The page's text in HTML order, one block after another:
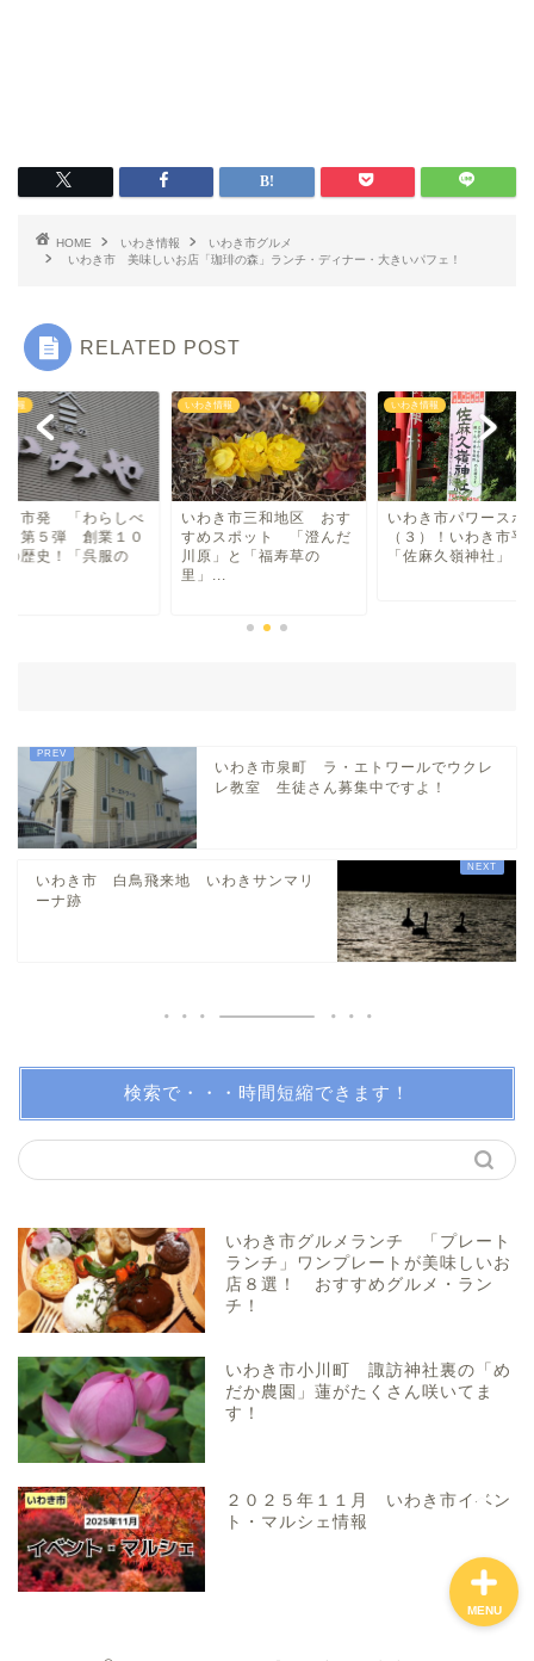
HOME いわき情報
いわき市グルメ
いわき市 美味しいお店「珈琲の森」ランチ・ディナー・大きいパフェ！
RELATED POST
情報
き市発 「わらしべ
」第５弾 創業１０
の歴史！「呉服の
いわき情報
いわき市三和地区 おす
すめスポット 「澄んだ
川原」と「福寿草の
里」...
いわき情報
いわき市パワースポ
（３）！いわき市平
「佐麻久嶺神社」
いわき市泉町 ラ・エトワールでウクレ
レ教室 生徒さん募集中ですよ！
いわき市 白鳥飛来地 いわきサンマリ
ーナ跡
検索で・・・時間短縮できます！
いわき市グルメランチ 「プレート
ランチ」ワンプレートが美味しいお
店８選！ おすすめグルメ・ラン
チ！
いわき市小川町 諏訪神社裏の「め
だか農園」蓮がたくさん咲いてま
す！
２０２５年１１月 いわき市イベン
ト・マルシェ情報
MENU
マルシェ・キッチンカー
わらしべ長者
地域・場所
平・小川・四倉方面
泉・植田・遠野・田人方面
日帰り温泉
伝説・歴史
アイディアグッズ
トレンディー
美味しい所！
穴場・スポット！
プロフィール（問い合わ